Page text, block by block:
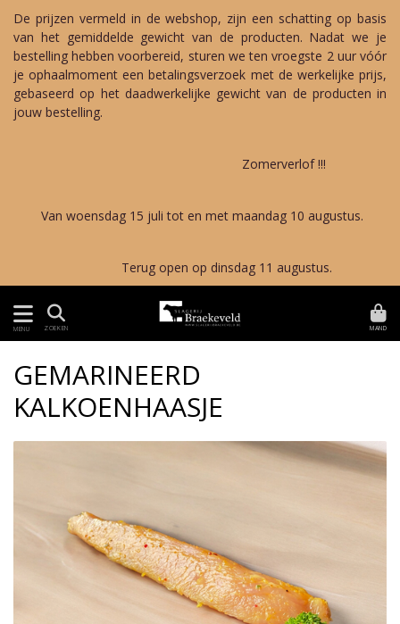
De prijzen vermeld in de webshop, zijn een schatting op basis
van het gemiddelde gewicht van de producten. Nadat we je
bestelling hebben voorbereid, sturen we ten vroegste 2 uur vóór
je ophaalmoment een betalingsverzoek met de werkelijke prijs,
gebaseerd op het daadwerkelijke gewicht van de producten in
jouw bestelling.
Zomerverlof !!!
Van woensdag 15 juli tot en met maandag 10 augustus.
Terug open op dinsdag 11 augustus.
MENU ZOEKEN MAND
GEMARINEERD
KALKOENHAASJE